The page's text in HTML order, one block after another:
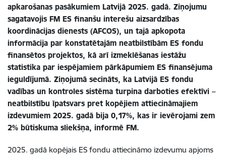
apkarošanas pasākumiem Latvijā 2025. gadā. Ziņojumu
sagatavojis FM ES finanšu interešu aizsardzības
koordinācijas dienests (AFCOS), un tajā apkopota
informācija par konstatētajām neatbilstībām ES fondu
finansētos projektos, kā arī izmeklēšanas iestāžu
statistika par iespējamiem pārkāpumiem ES finansējuma
ieguldījumā. Ziņojumā secināts, ka Latvijā ES fondu
vadības un kontroles sistēma turpina darboties efektīvi –
neatbilstību īpatsvars pret kopējiem attiecināmajiem
izdevumiem 2025. gadā bija 0,17%, kas ir ievērojami zem
2% būtiskuma sliekšņa, informē FM.
2025. gadā kopējais ES fondu attiecināmo izdevumu apjoms